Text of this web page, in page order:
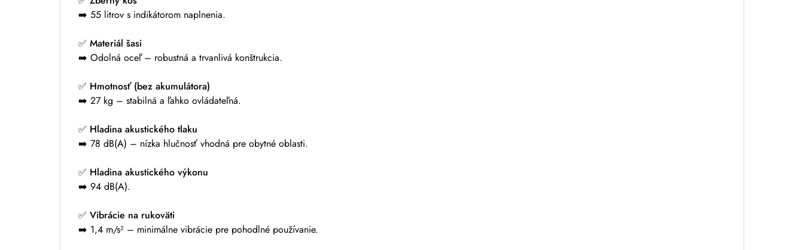
➡️ 55 litrov s indikátorom naplnenia.
✅ Materiál šasi
➡️ Odolná oceľ – robustná a trvanlivá konštrukcia.
✅ Hmotnosť (bez akumulátora)
➡️ 27 kg – stabilná a ľahko ovládateľná.
✅ Hladina akustického tlaku
➡️ 78 dB(A) – nízka hlučnosť vhodná pre obytné oblasti.
✅ Hladina akustického výkonu
➡️ 94 dB(A).
✅ Vibrácie na rukoväti
➡️ 1,4 m/s² – minimálne vibrácie pre pohodlné používanie.